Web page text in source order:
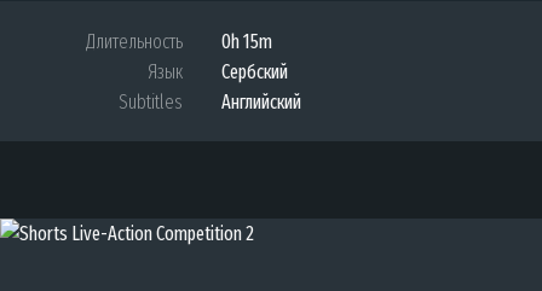
Длительность
0h 15m
Язык
Сербский
Subtitles
Английский